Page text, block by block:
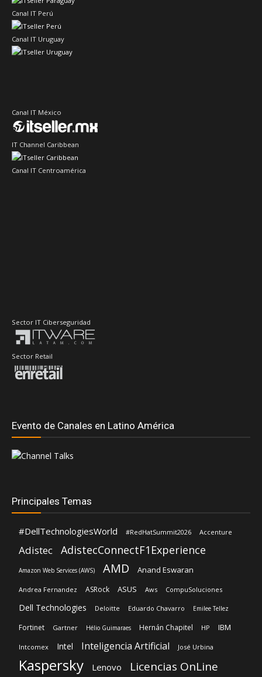
Canal IT Perú
Canal IT Uruguay
Canal IT México
IT Channel Caribbean
Canal IT Centroamérica
Sector IT Ciberseguridad
Sector Retail
Evento de Canales en Latino América
Principales Temas
#DellTechnologiesWorld #RedHatSummit2026 Accenture
Adistec AdistecConnectF1Experience
Amazon Web Services (AWS) AMD Anand Eswaran
Andrea Fernandez ASRock ASUS Aws CompuSoluciones
Dell Technologies Deloitte Eduardo Chavarro Emilee Tellez
Fortinet Gartner Hélio Guimaraes Hernán Chapitel HP IBM
Intcomex Intel Inteligencia Artificial José Urbina
Kaspersky Lenovo Licencias OnLine